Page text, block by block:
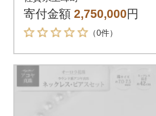
ピアスセット(上峰町)
寄付金額 2,750,000円
（0件）